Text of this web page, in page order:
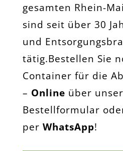
gesamten Rhein-
sind seit über 30
und
tätig.Bestellen Sie
Container für die
– Online über unser
Bestellformular
per WhatsApp!